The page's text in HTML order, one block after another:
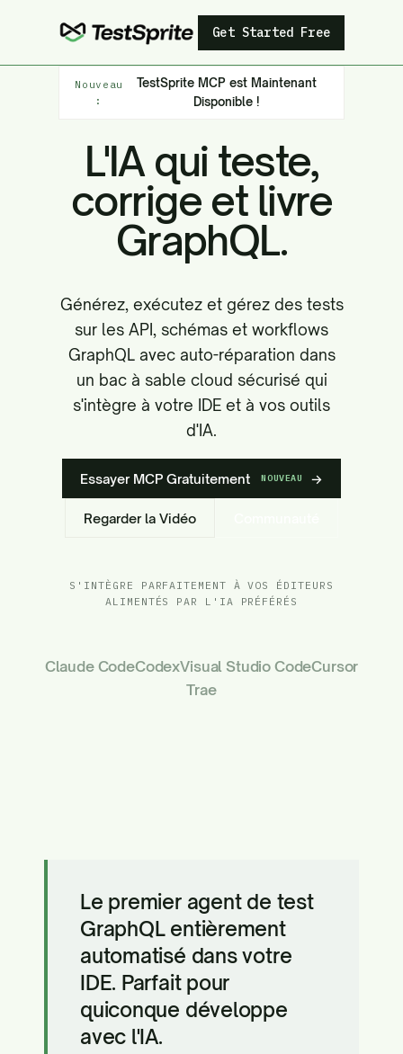
Get Started Free
Nouveau
:
TestSprite MCP est Maintenant
Disponible !
L'IA qui teste,
corrige et livre
GraphQL.
Générez, exécutez et gérez des tests
sur les API, schémas et workflows
GraphQL avec auto-réparation dans
un bac à sable cloud sécurisé qui
s'intègre à votre IDE et à vos outils
d'IA.
Essayer MCP Gratuitement NOUVEAU →
Regarder la Vidéo
S'INTÈGRE PARFAITEMENT À VOS ÉDITEURS
ALIMENTÉS PAR L'IA PRÉFÉRÉS
Claude CodeCodexVisual Studio CodeCursor
Trae
Le premier agent de test
GraphQL entièrement
automatisé dans votre
IDE. Parfait pour
quiconque développe
avec l'IA.